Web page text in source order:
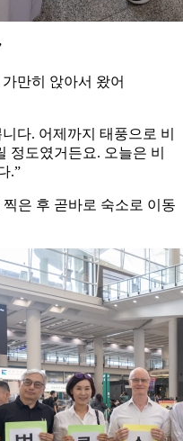
만히 앉아서 왔어
다. 어제까지 태풍으로 비
정도였거든요. 오늘은 비
.”
은 후 곧바로 숙소로 이동